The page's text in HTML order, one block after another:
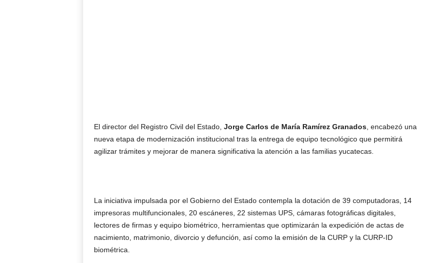
El director del Registro Civil del Estado, Jorge Carlos de María Ramírez Granados, encabezó una
nueva etapa de modernización institucional tras la entrega de equipo tecnológico que permitirá
agilizar trámites y mejorar de manera significativa la atención a las familias yucatecas.
La iniciativa impulsada por el Gobierno del Estado contempla la dotación de 39 computadoras, 14
impresoras multifuncionales, 20 escáneres, 22 sistemas UPS, cámaras fotográficas digitales,
lectores de firmas y equipo biométrico, herramientas que optimizarán la expedición de actas de
nacimiento, matrimonio, divorcio y defunción, así como la emisión de la CURP y la CURP-ID
biométrica.